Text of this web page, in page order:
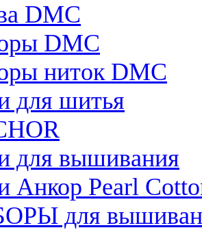
DMC
DMC
ниток DMC
для шитья
для вышивания
Анкор Pearl
для